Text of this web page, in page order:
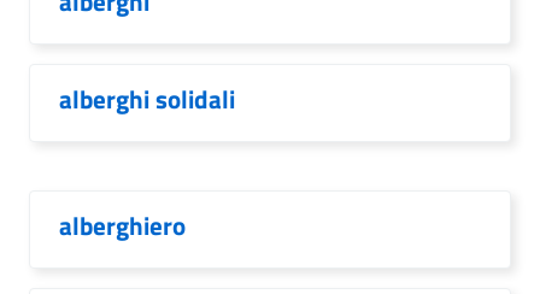
alberghi solidali
alberghiero